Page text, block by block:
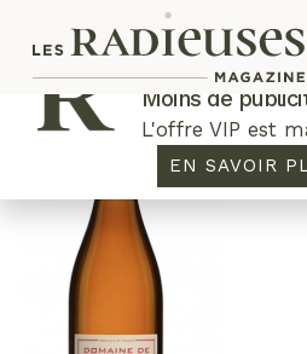
Plus de
Moins de
L'offre VIP est
EN SAVOIR